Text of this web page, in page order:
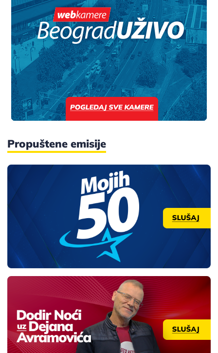
Propuštene emisije